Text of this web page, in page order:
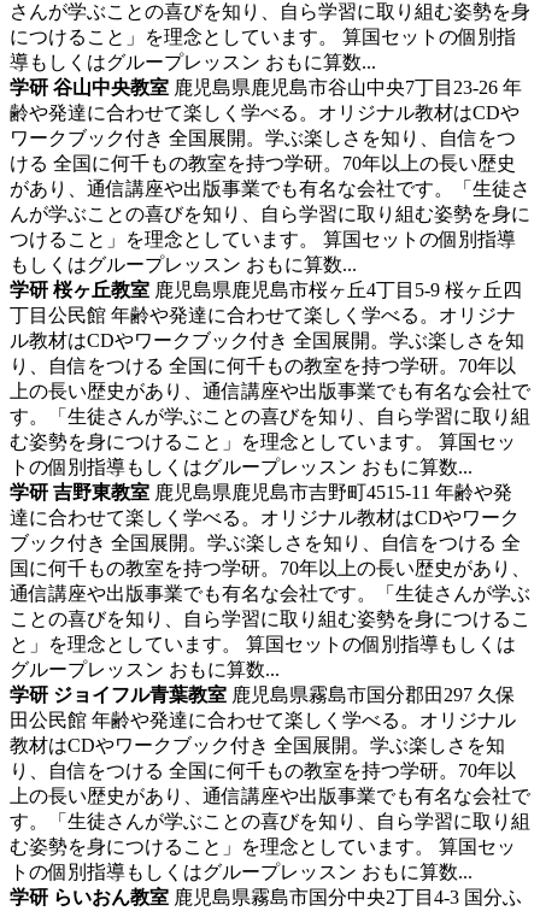
さんが学ぶことの喜びを知り、自ら学習に取り組む姿勢を身
につけること」を理念としています。 算国セットの個別指
導もしくはグループレッスン おもに算数...
学研 谷山中央教室 鹿児島県鹿児島市谷山中央7丁目23-26 年
齢や発達に合わせて楽しく学べる。オリジナル教材はCDや
ワークブック付き 全国展開。学ぶ楽しさを知り、自信をつ
ける 全国に何千もの教室を持つ学研。70年以上の長い歴史
があり、通信講座や出版事業でも有名な会社です。「生徒さ
んが学ぶことの喜びを知り、自ら学習に取り組む姿勢を身に
つけること」を理念としています。 算国セットの個別指導
もしくはグループレッスン おもに算数...
学研 桜ヶ丘教室 鹿児島県鹿児島市桜ヶ丘4丁目5-9 桜ヶ丘四
丁目公民館 年齢や発達に合わせて楽しく学べる。オリジナ
ル教材はCDやワークブック付き 全国展開。学ぶ楽しさを知
り、自信をつける 全国に何千もの教室を持つ学研。70年以
上の長い歴史があり、通信講座や出版事業でも有名な会社で
す。「生徒さんが学ぶことの喜びを知り、自ら学習に取り組
む姿勢を身につけること」を理念としています。 算国セッ
トの個別指導もしくはグループレッスン おもに算数...
学研 吉野東教室 鹿児島県鹿児島市吉野町4515‐11 年齢や発
達に合わせて楽しく学べる。オリジナル教材はCDやワーク
ブック付き 全国展開。学ぶ楽しさを知り、自信をつける 全
国に何千もの教室を持つ学研。70年以上の長い歴史があり、
通信講座や出版事業でも有名な会社です。「生徒さんが学ぶ
ことの喜びを知り、自ら学習に取り組む姿勢を身につけるこ
と」を理念としています。 算国セットの個別指導もしくは
グループレッスン おもに算数...
学研 ジョイフル青葉教室 鹿児島県霧島市国分郡田297 久保
田公民館 年齢や発達に合わせて楽しく学べる。オリジナル
教材はCDやワークブック付き 全国展開。学ぶ楽しさを知
り、自信をつける 全国に何千もの教室を持つ学研。70年以
上の長い歴史があり、通信講座や出版事業でも有名な会社で
す。「生徒さんが学ぶことの喜びを知り、自ら学習に取り組
む姿勢を身につけること」を理念としています。 算国セッ
トの個別指導もしくはグループレッスン おもに算数...
学研 らいおん教室 鹿児島県霧島市国分中央2丁目4-3 国分ふ